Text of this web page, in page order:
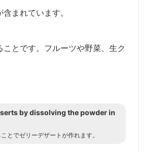
まれています。
とです。フルーツや野菜、生ク
by dissolving the powder in
とでゼリーデザートが作れます。